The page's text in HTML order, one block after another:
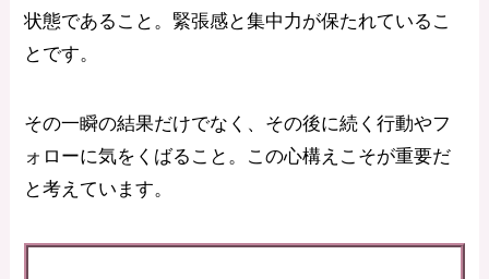
状態であること。緊張感と集中力が保たれているこ
とです。
その一瞬の結果だけでなく、その後に続く行動やフ
ォローに気をくばること。この心構えこそが重要だ
と考えています。